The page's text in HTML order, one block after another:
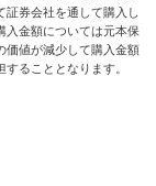
証券会社を通して購入し
入金額については元本保
価値が減少して購入金額
ることとなります。